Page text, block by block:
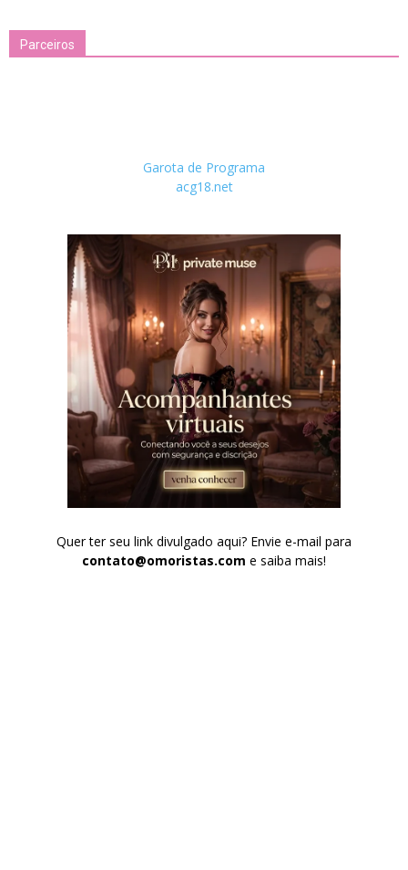
Parceiros
Garota de Programa
acg18.net
Quer ter seu link divulgado aqui? Envie e-mail para
contato@omoristas.com e saiba mais!